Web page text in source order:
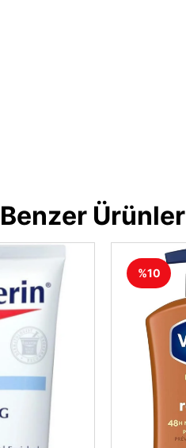
Benzer Ürünler
%10